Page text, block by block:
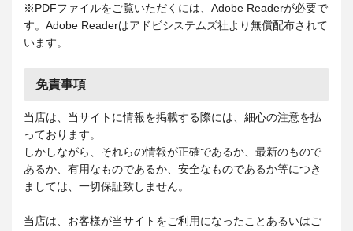
※PDFファイルをご覧いただくには、 Adobe Readerが必要で
す。Adobe Readerはアドビシステムズ社より無償配布されて
います。
免責事項
当店は、当サイトに情報を掲載する際には、細心の注意を払
っております。
しかしながら、それらの情報が正確であるか、最新のもので
あるか、有用なものであるか、安全なものであるか等につき
ましては、一切保証致しません。
当店は、お客様が当サイトをご利用になったことあるいはご